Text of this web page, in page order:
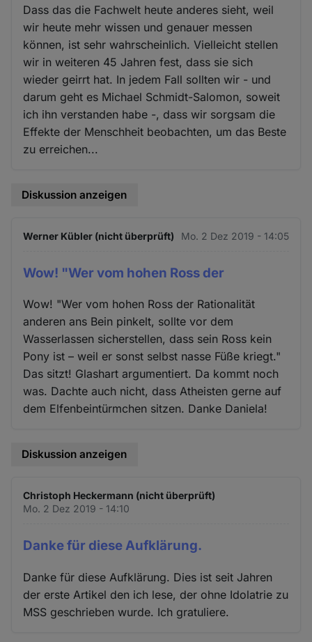
Dass das die Fachwelt heute anderes sieht, weil
wir heute mehr wissen und genauer messen
können, ist sehr wahrscheinlich. Vielleicht stellen
wir in weiteren 45 Jahren fest, dass sie sich
wieder geirrt hat. In jedem Fall sollten wir - und
darum geht es Michael Schmidt-Salomon, soweit
ich ihn verstanden habe -, dass wir sorgsam die
Effekte der Menschheit beobachten, um das Beste
zu erreichen...
Diskussion anzeigen
Werner Kübler (nicht überprüft) Mo. 2 Dez 2019 - 14:05
Wow! "Wer vom hohen Ross der
Wow! "Wer vom hohen Ross der Rationalität
anderen ans Bein pinkelt, sollte vor dem
Wasserlassen sicherstellen, dass sein Ross kein
Pony ist – weil er sonst selbst nasse Füße kriegt."
Das sitzt! Glashart argumentiert. Da kommt noch
was. Dachte auch nicht, dass Atheisten gerne auf
dem Elfenbeintürmchen sitzen. Danke Daniela!
Diskussion anzeigen
Christoph Heckermann (nicht überprüft)
Mo. 2 Dez 2019 - 14:10
Danke für diese Aufklärung.
Danke für diese Aufklärung. Dies ist seit Jahren
der erste Artikel den ich lese, der ohne Idolatrie zu
MSS geschrieben wurde. Ich gratuliere.